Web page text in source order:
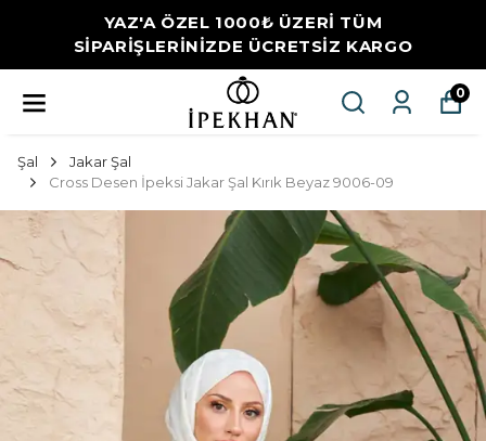
YAZ'A ÖZEL 1000₺ ÜZERİ TÜM
SİPARİŞLERİNİZDE ÜCRETSİZ KARGO
0
Şal
Jakar Şal
Cross Desen İpeksi Jakar Şal Kırık Beyaz 9006-09